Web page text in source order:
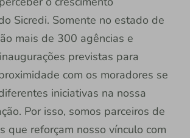
Sicredi. Somente no estado de
mais de 300 agências e
previstas para
com os moradores se
iniciativas na nossa
Por isso, somos parceiros de
que reforçam nosso vínculo com